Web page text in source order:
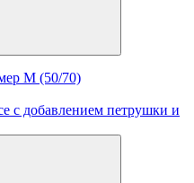
M (50/70)
с добавлением петрушки и